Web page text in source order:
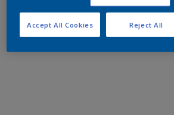
Reject All
Accept All Cookies